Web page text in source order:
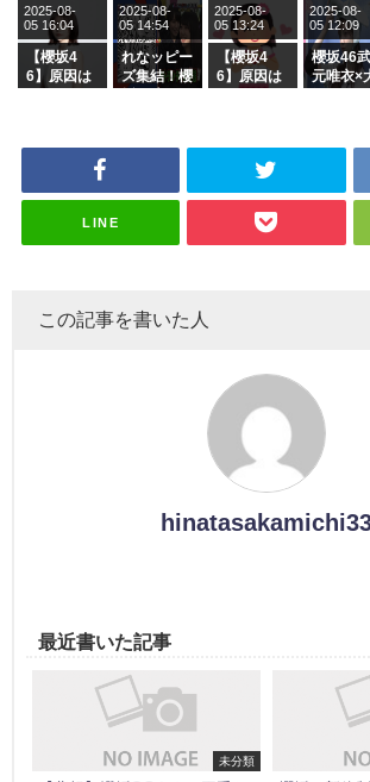
ージを脱い
でいた理由
グル『Mak
e or Brea
k』オフィ
シャルグッ
ズ絶賛販売
の2人を手
玉に取る大
沼晶保【く
りぃむナン
タラ】
属を発表
【櫻坂4
6】原因は
ざわつかせ
2025-08-
05 16:04
れなッピー
ズ集結！櫻
「ラヴィッ
スタジオ出
2025-08-
05 14:54
【櫻坂4
6】原因は
ざわつかせ
2025-08-
05 13:24
櫻坂46武
元唯衣×
さんに
ナンタ
2025-08-
05 12:09
LINE
この記事を書いた人
最近書いた記事
未分類